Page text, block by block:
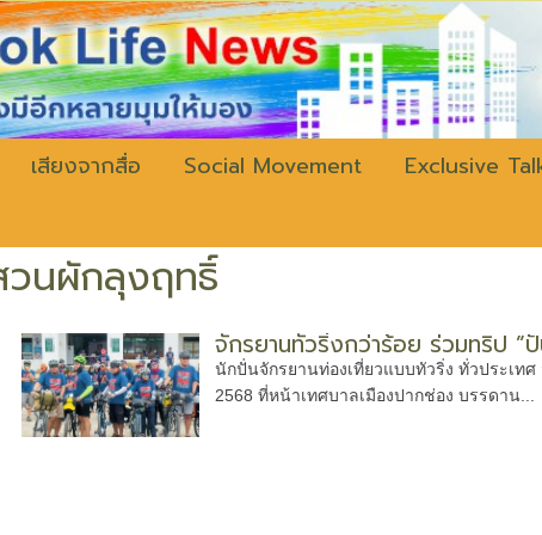
เสียงจากสื่อ Social Movement Exclusive
วนผักลุงฤทธิ์
จักรยานทัวริ่งกว่าร้อย ร่วมทริป ”
นักปั่นจักรยานท่องเที่ยวแบบทัวริ่ง ทั่วประเ
2568 ที่หน้าเทศบาลเมืองปากช่อง บรรดาน...